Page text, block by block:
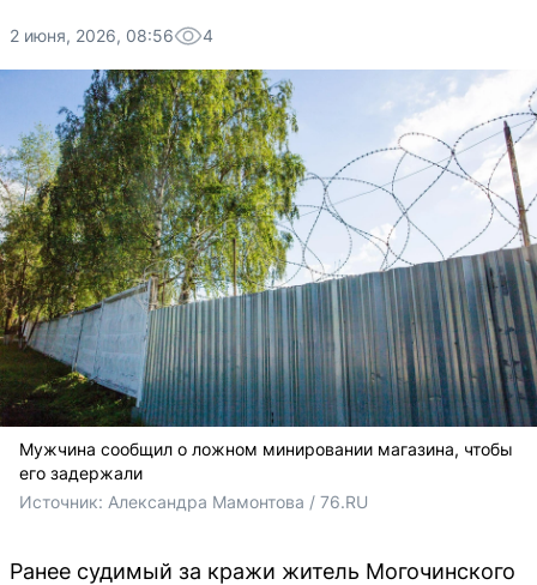
2 июня, 2026, 08:56 4
Мужчина сообщил о ложном минировании магазина, чтобы
его задержали
Источник: Александра Мамонтова / 76.RU
Ранее судимый за кражи житель Могочинского